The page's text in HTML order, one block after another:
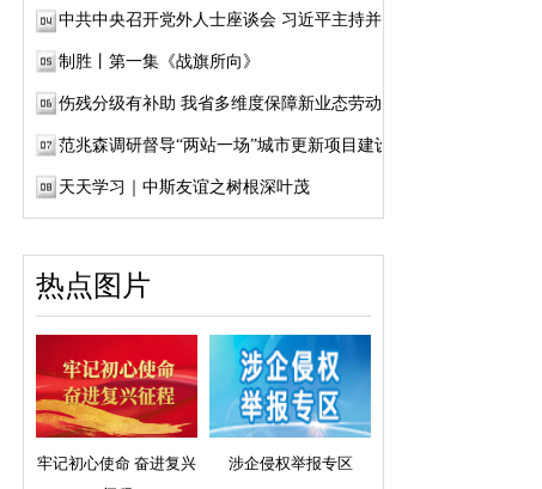
中共中央召开党外人士座谈会 习近平主持并发...
制胜丨第一集《战旗所向》
伤残分级有补助 我省多维度保障新业态劳动者...
范兆森调研督导“两站一场”城市更新项目建设
天天学习｜中斯友谊之树根深叶茂
热点图片
牢记初心使命 奋进复兴
涉企侵权举报专区